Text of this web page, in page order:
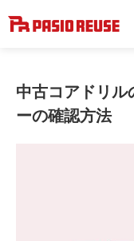
中古コアドリル
ーの確認方法